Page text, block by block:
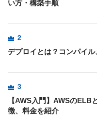
い方・構築手順
2
デプロイとは？コンパイ
3
【AWS入門】AWSのELB
徴、料金を紹介